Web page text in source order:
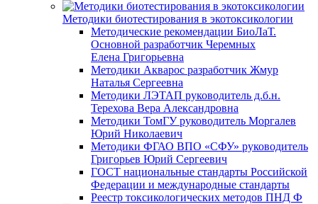
Методики биотестирования в экотоксикологии
Методические рекомендации БиоЛаТ.
Основной разработчик Черемных
Елена Григорьевна
Методики Акварос разработчик Жмур
Наталья Сергеевна
Методики ЛЭТАП руководитель д.б.н.
Терехова Вера Александровна
Методики ТомГУ руководитель Моргалев
Юрий Николаевич
Методики ФГАО ВПО «СФУ» руководитель
Григорьев Юрий Сергеевич
ГОСТ национальные стандарты Российской
Федерации и международные стандарты
Реестр токсикологических методов ПНД Ф